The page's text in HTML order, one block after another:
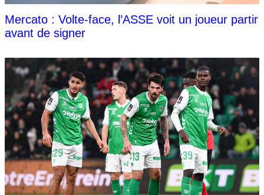
Mercato : Volte-face, l’ASSE voit un joueur partir
avant de signer